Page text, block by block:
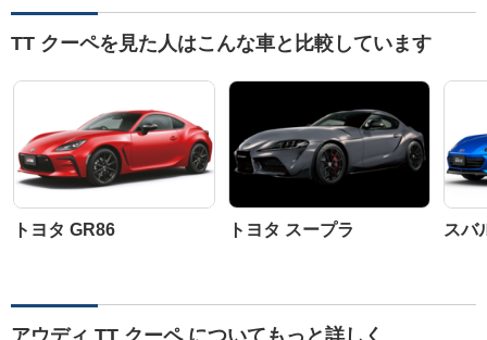
TT クーペを見た人はこんな車と比較しています
トヨタ GR86 トヨタ スープラ スバ